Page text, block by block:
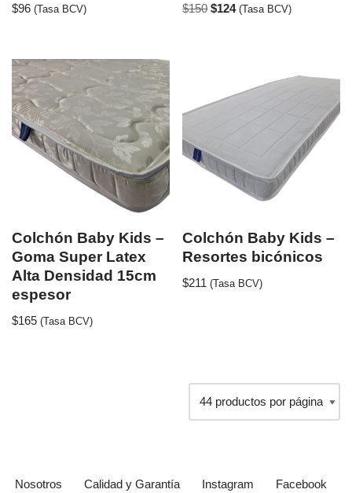
$96 (Tasa BCV) $150 $124 (Tasa BCV)
Colchón Baby Kids –
Goma Super Latex
Alta Densidad 15cm
espesor
$165 (Tasa BCV)
Colchón Baby Kids –
Resortes bicónicos
$211 (Tasa BCV)
Nosotros Calidad y Garantía Instagram Facebook